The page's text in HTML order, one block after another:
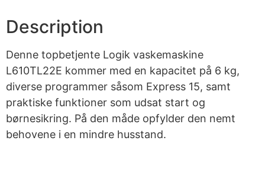
Description
Denne topbetjente Logik vaskemaskine
L610TL22E kommer med en kapacitet på 6 kg,
diverse programmer såsom Express 15, samt
praktiske funktioner som udsat start og
børnesikring. På den måde opfylder den nemt
behovene i en mindre husstand.